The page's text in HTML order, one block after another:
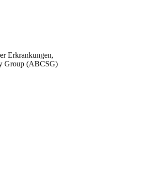
Erkrankungen,
Group (ABCSG)